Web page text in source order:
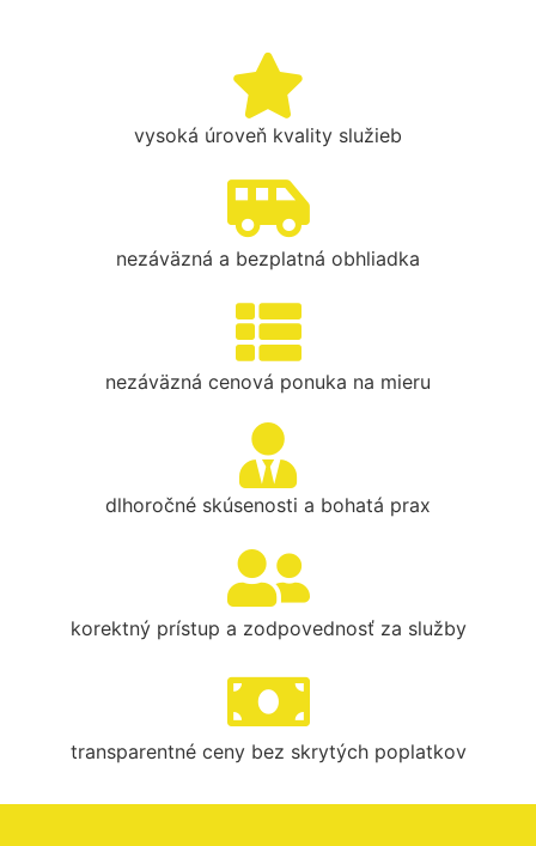
vysoká úroveň kvality služieb
nezáväzná a bezplatná obhliadka
nezáväzná cenová ponuka na mieru
dlhoročné skúsenosti a bohatá prax
korektný prístup a zodpovednosť za služby
transparentné ceny bez skrytých poplatkov